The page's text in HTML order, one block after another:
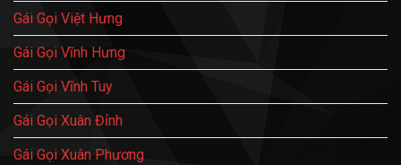
Gái Gọi Việt Hưng
Gái Gọi Vĩnh Hưng
Gái Gọi Vĩnh Tuy
Gái Gọi Xuân Đỉnh
Gái Gọi Xuân Phương